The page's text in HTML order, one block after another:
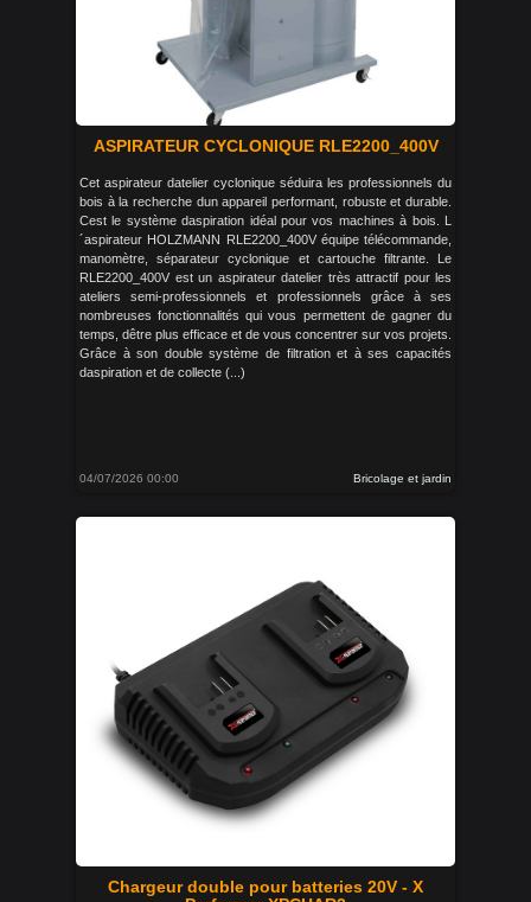
ASPIRATEUR CYCLONIQUE RLE2200_400V
Cet aspirateur datelier cyclonique séduira les professionnels du
bois à la recherche dun appareil performant, robuste et durable.
Cest le système daspiration idéal pour vos machines à bois. L
´aspirateur HOLZMANN RLE2200_400V équipe télécommande,
manomètre, séparateur cyclonique et cartouche filtrante. Le
RLE2200_400V est un aspirateur datelier très attractif pour les
ateliers semi-professionnels et professionnels grâce à ses
nombreuses fonctionnalités qui vous permettent de gagner du
temps, dêtre plus efficace et de vous concentrer sur vos projets.
Grâce à son double système de filtration et à ses capacités
daspiration et de collecte (...)
04/07/2026 00:00 Bricolage et jardin
Chargeur double pour batteries 20V - X